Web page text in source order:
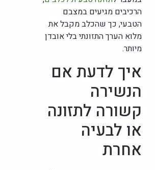
הרכיבים מגיעים במצבם
הטבעי, כך שהכלב מקבל את
מלוא הערך התזונתי בלי אובדן
מיותר.
איך לדעת אם
הנשירה
קשורה לתזונה
או לבעיה
אחרת